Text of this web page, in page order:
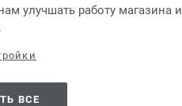
улучшать работу магазина и
ВСЕ